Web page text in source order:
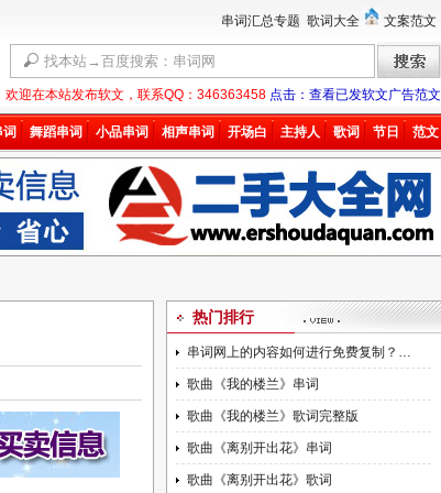
串词汇总专题 歌词大全 文案范文
欢迎在本站发布软文，联系QQ：346363458 点击：查看已发软文广告范文
舞蹈串词 小品串词 相声串词 开场白 主持人 歌词 节日 范文
热门排行
串词网上的内容如何进行免费复制？…
歌曲《我的楼兰》串词
歌曲《我的楼兰》歌词完整版
歌曲《离别开出花》串词
歌曲《离别开出花》歌词
出